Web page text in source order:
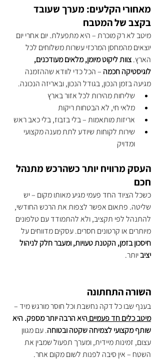
מאחורי הקלעים: מערך שעובד
בקצב של המטבח
מיטב לא רק מוכרת – היא מתפעלת. יום אחרי יום
יוצאים מהמחסן המרכזי עשרות משלוחים לכל
הארץ. צוות ליקוט מיומן, מלאים מעודכנים,
לוגיסטיקה חכמה – הכל כדי לוודא שההזמנה
מגיעה בזמן הנכון, בגודל הנכון, ובאריזה הנכונה.
שליחות מהירות לכל אזור בארץ
מלאי חי, לא הבטחות ריקות
אריזות מותאמות – בלי בזבוז, בלי כאב ראש
שירות לקוחות שיודע לתת מענה מקצועי
ומדויק
העסק מרוויח יותר כשהרכש מתנהל
חכם
כשכל הציוד החד פעמי מגיע מאותו מקום – יש
שליטה. פתאום אפשר לצפות את הרכש החודשי,
להתנהל לפי תקציב, ולא להתמודד עם טלפונים
מיותרים או קרטונים חסרים. עסקים מדווחים על
חיסכון בזמן, הקטנת טעויות, ומעבר חלק לניהול
יציב יותר.
השורה התחתונה
בענף שבו כל דקה נחשבת וכל חוסר מורגש מיד –
מיטב כלים חד פעמיים היא הרבה יותר מספק. היא
שותף מקצועי לצמיחה שקטה ובטוחה. עם מגוון
עצום, זמינות מיידית, ומערך תפעול שמבין את
השטח – אין סיבה לפנות לשום מקום אחר.